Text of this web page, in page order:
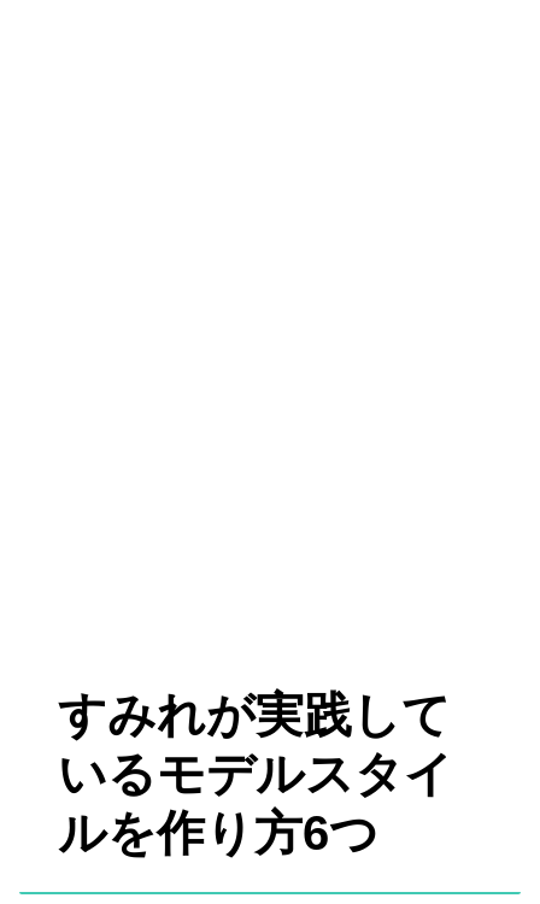
すみれが実践して
いるモデルスタイ
ルを作り方6つ